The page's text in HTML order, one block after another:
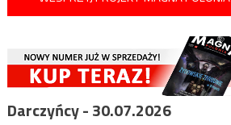
Darczyńcy - 30.07.2026